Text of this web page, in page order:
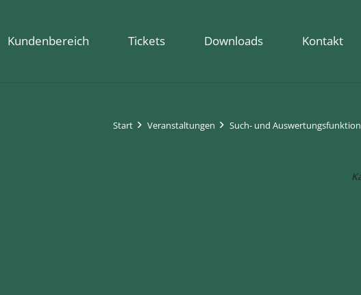
Kundenbereich Tickets Downloads Kontakt
Start Veranstaltungen Such- und